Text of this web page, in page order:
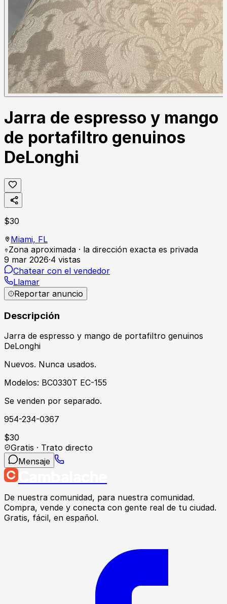
Jarra de espresso y mango
de portafiltro genuinos
DeLonghi
$30
Miami, FL
Zona aproximada · la dirección exacta es privada
9 mar 2026·4 vistas
Chatear con el vendedor
Llamar
Reportar anuncio
Descripción
Jarra de espresso y mango de portafiltro genuinos
DeLonghi
Nuevos. Nunca usados.
Modelos: BC0330T EC-155
Se venden por separado.
954-234-0367
$30
Gratis · Trato directo
Mensaje
De nuestra comunidad, para nuestra comunidad.
Compra, vende y conecta con gente real de tu ciudad.
Gratis, fácil, en español.